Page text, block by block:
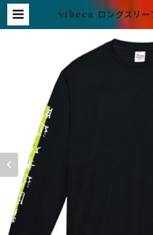
vibeca ロングスリ
ack | vibeca